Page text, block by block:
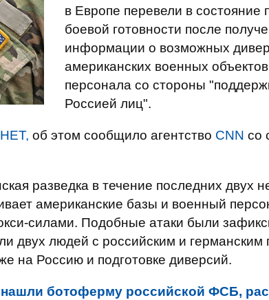
в Европе перевели в
боевой готовности после
информации о возможных
американских военных
персонала со стороны
Россией лиц".
об этом сообщило агентство CNN со
разведка в течение последних двух
американские базы и военный
силами. Подобные атаки были
двух людей с российским и германским
на Россию и подготовке диверсий.
ботоферму российской ФСБ,